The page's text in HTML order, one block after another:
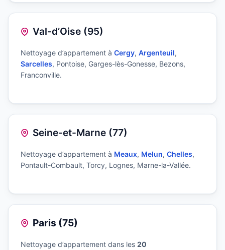
Val-d’Oise (95)
Nettoyage d’appartement à Cergy, Argenteuil,
Sarcelles, Pontoise, Garges-lès-Gonesse, Bezons,
Franconville.
Seine-et-Marne (77)
Nettoyage d’appartement à Meaux, Melun, Chelles,
Pontault-Combault, Torcy, Lognes, Marne-la-Vallée.
Paris (75)
Nettoyage d’appartement dans les 20